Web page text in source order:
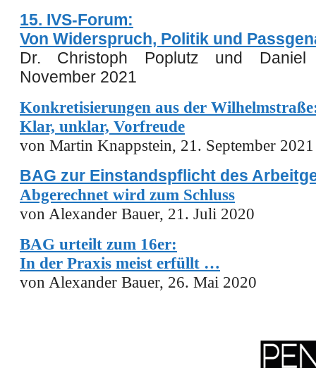
15. IVS-Forum:
Von Widerspruch, Politik und
Dr. Christoph Poplutz und
November 2021
Konkretisierungen aus der
Klar, unklar, Vorfreude
von Martin Knappstein, 21. September 2021
BAG zur Einstandspflicht des
Abgerechnet wird zum Schluss
von Alexander Bauer, 21. Juli 2020
BAG urteilt zum 16er:
In der Praxis meist erfüllt …
von Alexander Bauer, 26. Mai 2020